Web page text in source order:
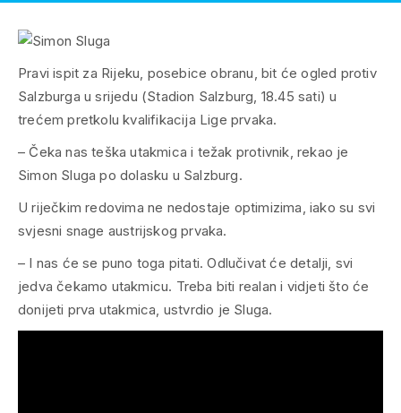
Pravi ispit za Rijeku, posebice obranu, bit će ogled protiv
Salzburga u srijedu (Stadion Salzburg, 18.45 sati) u
trećem pretkolu kvalifikacija Lige prvaka.
– Čeka nas teška utakmica i težak protivnik, rekao je
Simon Sluga po dolasku u Salzburg.
U riječkim redovima ne nedostaje optimizima, iako su svi
svjesni snage austrijskog prvaka.
– I nas će se puno toga pitati. Odlučivat će detalji, svi
jedva čekamo utakmicu. Treba biti realan i vidjeti što će
donijeti prva utakmica, ustvrdio je Sluga.